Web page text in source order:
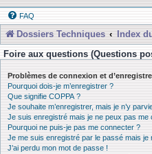
FAQ
Dossiers Techniques
Index
Foire aux questions (Questions
Problèmes de connexion et
Pourquoi dois-je m’enregistrer ?
Que signifie COPPA ?
Je souhaite m’enregistrer, mais je n’y
Je suis enregistré mais je ne peux pas me
Pourquoi ne puis-je pas me connecter ?
Je me suis enregistré par le passé mais
J’ai perdu mon mot de passe !